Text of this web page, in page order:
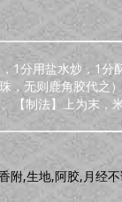
1分用盐水炒，1
，无则鹿角胶代
制法】上为末，
附,生地,阿胶,月经